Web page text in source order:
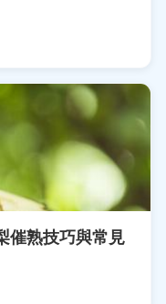
催熟技巧與常見